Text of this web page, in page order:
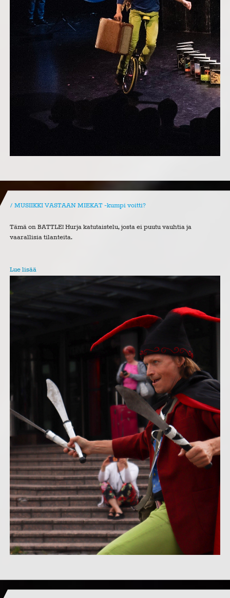
MUSIIKKI VASTAAN MIEKAT -kumpi voitti?
Tämä on BATTLE! Hurja katutaistelu, josta ei puutu vauhtia ja
vaarallisia tilanteita.
Lue lisää